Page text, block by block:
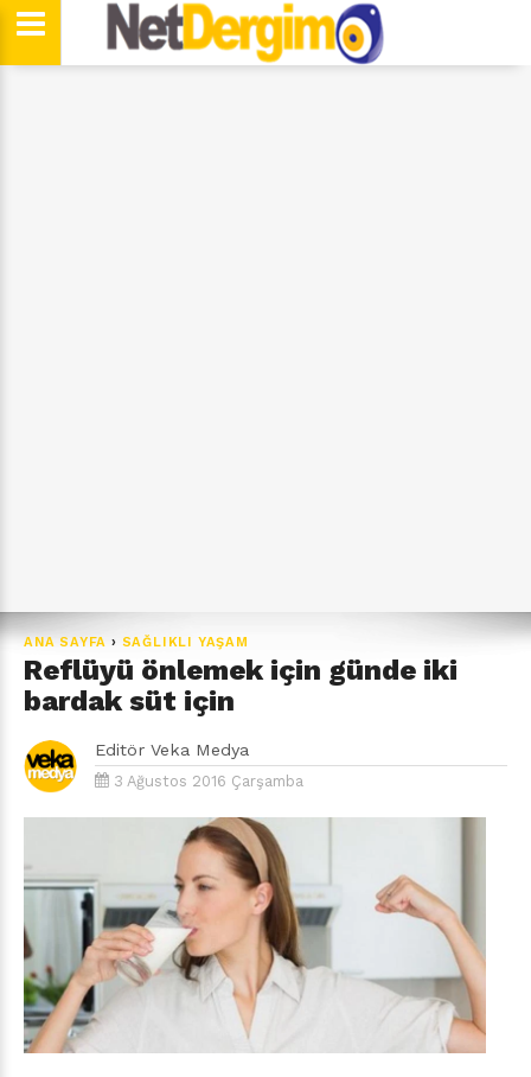
ANA SAYFA › SAĞLIKLI YAŞAM
Reflüyü önlemek için günde iki
bardak süt için
Editör Veka Medya
3 Ağustos 2016 Çarşamba